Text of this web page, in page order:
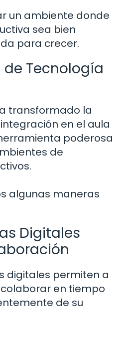
un ambiente donde
sea bien
para crecer.
Tecnología
transformado la
en el aula
poderosa
de
algunas maneras
Digitales
digitales permiten a
en tiempo
de su